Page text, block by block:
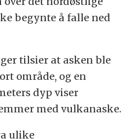
begynte å falle ned
tilsier at asken ble
område, og en
dyp viser
med vulkanaske.
ulike